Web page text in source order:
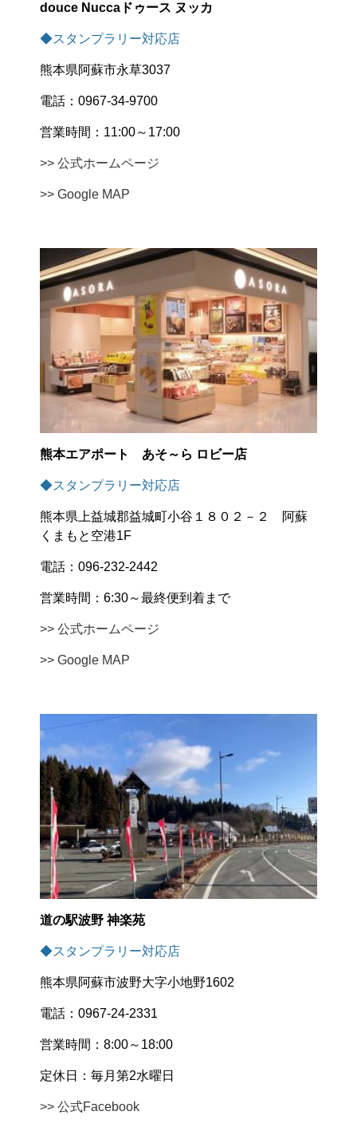
douce Nuccaドゥース ヌッカ
◆スタンプラリー対応店
熊本県阿蘇市永草3037
電話：0967-34-9700
営業時間：11:00～17:00
>> 公式ホームページ
>> Google MAP
熊本エアポート あそ～ら ロビー店
◆スタンプラリー対応店
熊本県上益城郡益城町小谷１８０２－２ 阿蘇
くまもと空港1F
電話：096-232-2442
営業時間：6:30～最終便到着まで
>> 公式ホームページ
>> Google MAP
道の駅波野 神楽苑
◆スタンプラリー対応店
熊本県阿蘇市波野大字小地野1602
電話：0967-24-2331
営業時間：8:00～18:00
定休日：毎月第2水曜日
>> 公式Facebook